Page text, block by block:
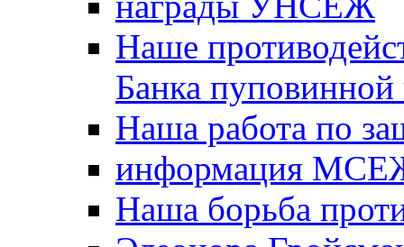
Наше
Банка
Наша работа по
информация
Наша борьба